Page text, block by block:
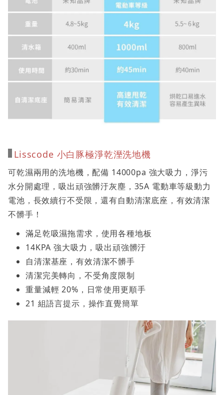
Lisscode 小白豚極淨乾溼洗地機
可乾濕兩用的洗地機，配備 14000pa 強大吸力，淨污
水分開處理，吸出頑強髒汙灰塵，35A 電動車等級動力
電池，長效續行不受限，還有自動清潔底座，有效清潔
不髒手！
滿足乾吸濕拖需求，使用各種地板
14KPA 強大吸力，吸出頑強髒汙
自清潔基座，有效清潔不髒手
清潔完美轉向，不受角度限制
重量減輕 20%，日常使用更順手
21 組語言提示，操作直覺簡單